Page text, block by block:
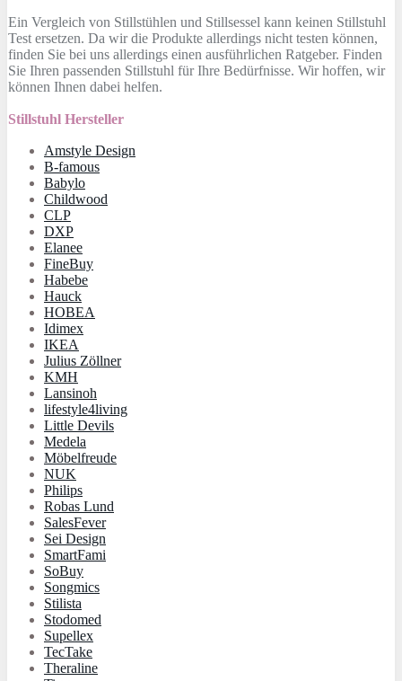
Ein Vergleich von Stillstühlen und Stillsessel kann keinen Stillstuhl
Test ersetzen. Da wir die Produkte allerdings nicht testen können,
finden Sie bei uns allerdings einen ausführlichen Ratgeber. Finden
Sie Ihren passenden Stillstuhl für Ihre Bedürfnisse. Wir hoffen, wir
können Ihnen dabei helfen.
Stillstuhl Hersteller
Amstyle Design
B-famous
Babylo
Childwood
CLP
DXP
Elanee
FineBuy
Habebe
Hauck
HOBEA
Idimex
IKEA
Julius Zöllner
KMH
Lansinoh
lifestyle4living
Little Devils
Medela
Möbelfreude
NUK
Philips
Robas Lund
SalesFever
Sei Design
SmartFami
SoBuy
Songmics
Stilista
Stodomed
Supellex
TecTake
Theraline